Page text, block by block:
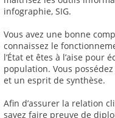
infographie, SIG.
Vous avez une bonne
connaissez le
l’État et êtes à l’aise pour
population. Vous
et un esprit de synthèse.
Afin d’assurer la relation
savez faire preuve de